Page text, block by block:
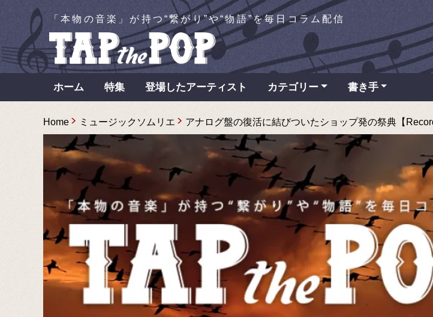
「本物の音楽」が持つ“繋がり”や“物語”を毎日コラム配信
ホーム 特集 登場したアーティスト カテゴリー 書き手
Home ミュージックソムリエ アナログ盤の復活に結びついたショップ発の祭典【